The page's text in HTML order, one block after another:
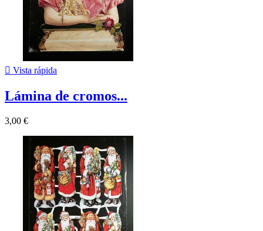
 Vista rápida
Lámina de cromos...
3,00 €